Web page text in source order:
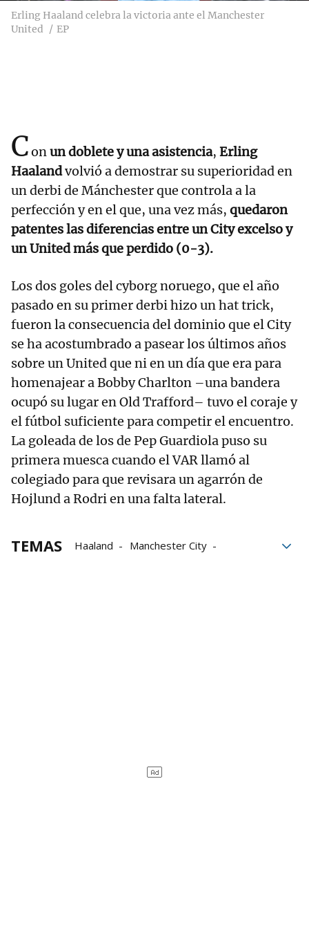
Erling Haaland celebra la victoria ante el Manchester
United
EP
Conun doblete y una asistencia, Erling
Haalandvolvió a demostrar su superioridad en
un derbi de Mánchester que controla a la
perfección y en el que, una vez más, quedaron
patentes las diferencias entre un City excelso y
un United más que perdido (0-3).
Los dos goles del cyborg noruego, que el año
pasado en su primer derbi hizo un hat trick,
fueron la consecuencia del dominio que el City
se ha acostumbrado a pasear los últimos años
sobre un United que ni en un día que era para
homenajear a Bobby Charlton –una bandera
ocupó su lugar en Old Trafford– tuvo el coraje y
el fútbol suficiente para competir el encuentro.
La goleada de los de Pep Guardiola puso su
primera muesca cuando el VAR llamó al
colegiado para que revisara un agarrón de
Hojlund a Rodri en una falta lateral.
TEMAS Haaland
Manchester City